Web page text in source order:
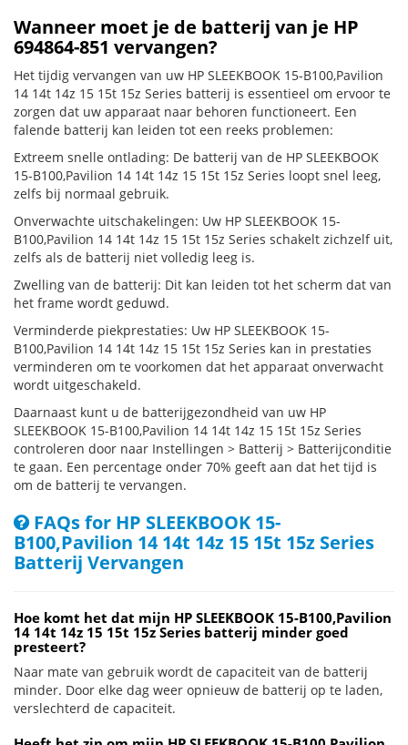
Wanneer moet je de batterij van je HP
694864-851 vervangen?
Het tijdig vervangen van uw HP SLEEKBOOK 15-B100,Pavilion
14 14t 14z 15 15t 15z Series batterij is essentieel om ervoor te
zorgen dat uw apparaat naar behoren functioneert. Een
falende batterij kan leiden tot een reeks problemen:
Extreem snelle ontlading: De batterij van de HP SLEEKBOOK
15-B100,Pavilion 14 14t 14z 15 15t 15z Series loopt snel leeg,
zelfs bij normaal gebruik.
Onverwachte uitschakelingen: Uw HP SLEEKBOOK 15-
B100,Pavilion 14 14t 14z 15 15t 15z Series schakelt zichzelf uit,
zelfs als de batterij niet volledig leeg is.
Zwelling van de batterij: Dit kan leiden tot het scherm dat van
het frame wordt geduwd.
Verminderde piekprestaties: Uw HP SLEEKBOOK 15-
B100,Pavilion 14 14t 14z 15 15t 15z Series kan in prestaties
verminderen om te voorkomen dat het apparaat onverwacht
wordt uitgeschakeld.
Daarnaast kunt u de batterijgezondheid van uw HP
SLEEKBOOK 15-B100,Pavilion 14 14t 14z 15 15t 15z Series
controleren door naar Instellingen > Batterij > Batterijconditie
te gaan. Een percentage onder 70% geeft aan dat het tijd is
om de batterij te vervangen.
FAQs for HP SLEEKBOOK 15-
B100,Pavilion 14 14t 14z 15 15t 15z Series
Batterij Vervangen
Hoe komt het dat mijn HP SLEEKBOOK 15-B100,Pavilion
14 14t 14z 15 15t 15z Series batterij minder goed
presteert?
Naar mate van gebruik wordt de capaciteit van de batterij
minder. Door elke dag weer opnieuw de batterij op te laden,
verslechterd de capaciteit.